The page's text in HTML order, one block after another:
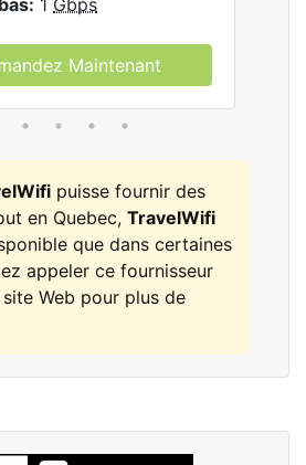
1 Gbps
Maintenant
puisse fournir des
en Quebec, TravelWifi
que dans certaines
appeler ce fournisseur
Web pour plus de